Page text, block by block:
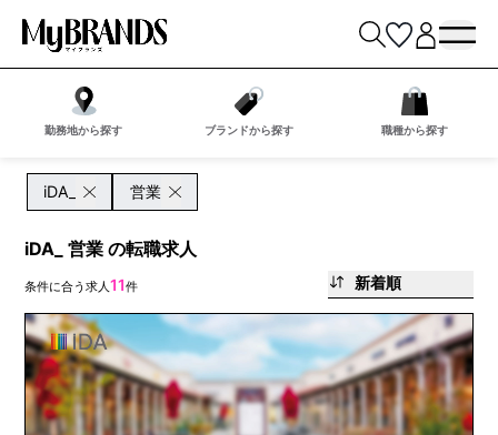
勤務地から探す ブランドから探す 職種から探す
iDA_ 営業
iDA_ 営業 の転職求人
条件に合う求人11件 新着順